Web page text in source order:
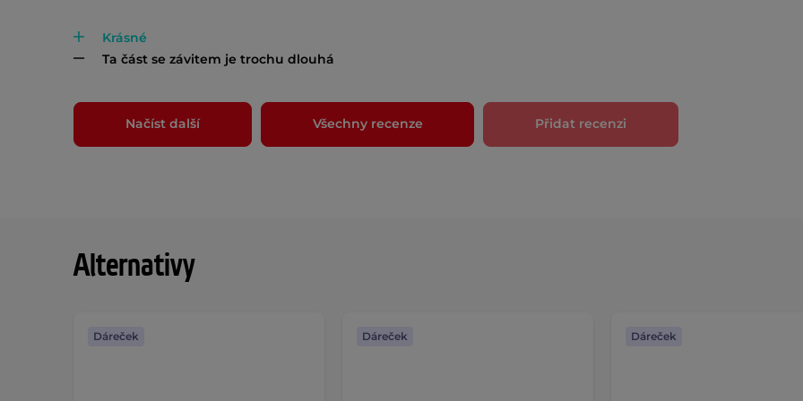
Alternativy
Dáreček Dáreček Dáreček
Krásné
Ta část se závitem je trochu dlouhá
Načíst další Všechny recenze Přidat recenzi